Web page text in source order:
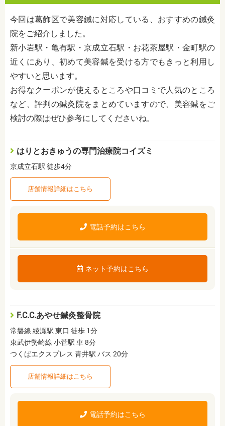
今回は葛飾区で美容鍼に対応している、おすすめの鍼灸
院をご紹介しました。
新小岩駅・亀有駅・京成立石駅・お花茶屋駅・金町駅の
近くにあり、初めて美容鍼を受ける方でもきっと利用し
やすいと思います。
お得なクーポンが使えるところや口コミで人気のところ
など、評判の鍼灸院をまとめていますので、美容鍼をご
検討の際はぜひ参考にしてくださいね。
はりとおきゅうの専門治療院コイズミ
京成立石駅 徒歩4分
店舗情報詳細はこちら
電話予約はこちら
ネット予約はこちら
F.C.C.あやせ鍼灸整骨院
常磐線 綾瀬駅 東口 徒歩 1分
東武伊勢崎線 小菅駅 車 8分
つくばエクスプレス 青井駅 バス 20分
店舗情報詳細はこちら
電話予約はこちら